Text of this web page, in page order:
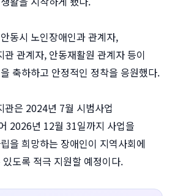
동시 노인장애인과 관계자,
관계자, 안동재활원 관계자 등이
축하하고 안정적인 정착을 응원했다.
관은 2024년 7월 시범사업
2026년 12월 31일까지 사업을
을 희망하는 장애인이 지역사회에
도록 적극 지원할 예정이다.